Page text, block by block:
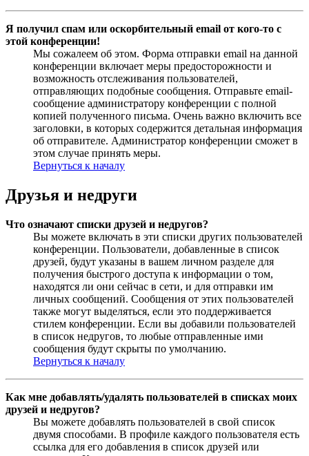
Я получил спам или оскорбительный email от кого-то с
этой конференции!
Мы сожалеем об этом. Форма отправки email на данной
конференции включает меры предосторожности и
возможность отслеживания пользователей,
отправляющих подобные сообщения. Отправьте email-
сообщение администратору конференции с полной
копией полученного письма. Очень важно включить все
заголовки, в которых содержится детальная информация
об отправителе. Администратор конференции сможет в
этом случае принять меры.
Вернуться к началу
Друзья и недруги
Что означают списки друзей и недругов?
Вы можете включать в эти списки других пользователей
конференции. Пользователи, добавленные в список
друзей, будут указаны в вашем личном разделе для
получения быстрого доступа к информации о том,
находятся ли они сейчас в сети, и для отправки им
личных сообщений. Сообщения от этих пользователей
также могут выделяться, если это поддерживается
стилем конференции. Если вы добавили пользователей
в список недругов, то любые отправленные ими
сообщения будут скрыты по умолчанию.
Вернуться к началу
Как мне добавлять/удалять пользователей в списках моих
друзей и недругов?
Вы можете добавлять пользователей в свой список
двумя способами. В профиле каждого пользователя есть
ссылка для его добавления в список друзей или